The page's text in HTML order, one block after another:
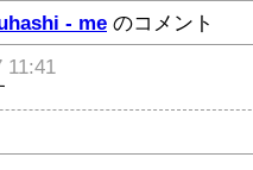
- me のコメント
11:41